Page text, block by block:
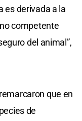
es derivada a la
competente
del animal”,
que en
de